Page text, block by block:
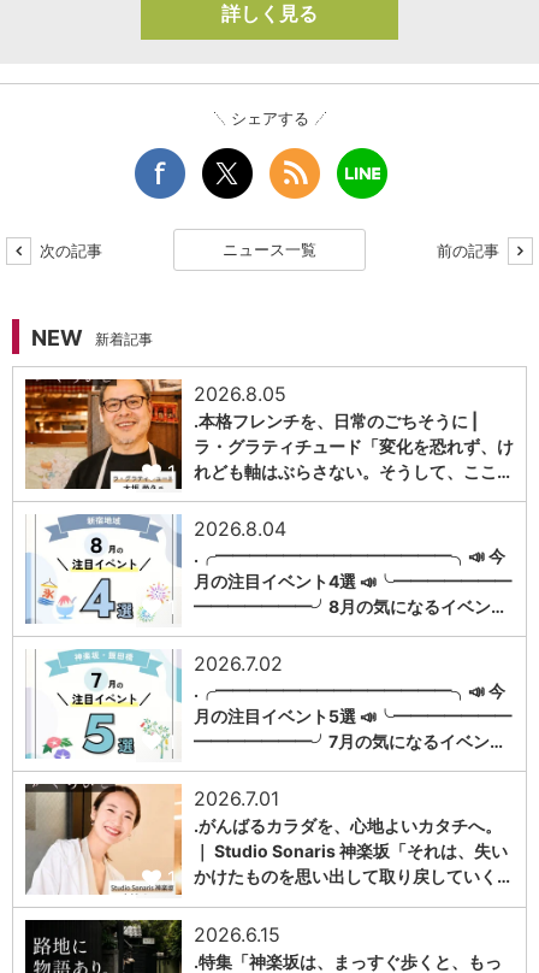
詳しく見る
シェアする
次の記事 ニュース一覧 前の記事
NEW 新着記事
1
2026.8.05
.本格フレンチを、日常のごちそうに |
ラ・グラティチュード「変化を恐れず、け
れども軸はぶらさない。そうして、ここ…
1
2026.8.04
.╭━━━━━━━━━━━━━━╮📣 今
月の注目イベント4選 📣╰━━━━━━━
━━━━━━━╯8月の気になるイベン…
1
2026.7.02
.╭━━━━━━━━━━━━━━╮📣 今
月の注目イベント5選 📣╰━━━━━━━
━━━━━━━╯7月の気になるイベン…
1
2026.7.01
.がんばるカラダを、心地よいカタチへ。
｜ Studio Sonaris 神楽坂「それは、失い
かけたものを思い出して取り戻していく…
2026.6.15
.特集「神楽坂は、まっすぐ歩くと、もっ